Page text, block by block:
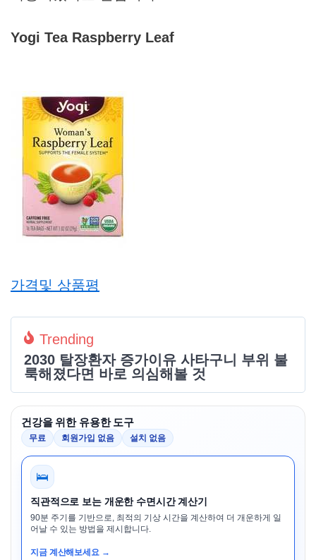
Yogi Tea Raspberry Leaf
가격및 상품평
Trending
2030 탈장환자 증가이유 사타구니 부위 불
룩해졌다면 바로 의심해볼 것
건강을 위한 유용한 도구
무료 회원가입 없음 설치 없음
🛌
직관적으로 보는 개운한 수면시간 계산기
90분 주기를 기반으로, 최적의 기상 시간을 계산하여 더 개운하게 일
어날 수 있는 방법을 제시합니다.
지금 계산해보세요 →